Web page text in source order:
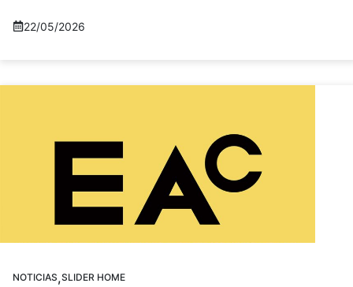
22/05/2026
NOTICIAS,SLIDER HOME